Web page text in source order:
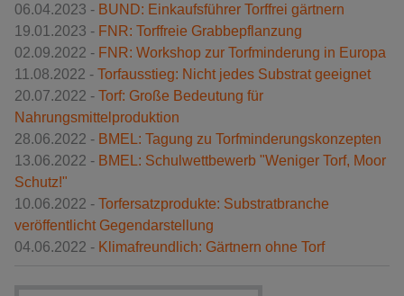
06.04.2023 - BUND: Einkaufsführer Torffrei gärtnern
19.01.2023 - FNR: Torffreie Grabbepflanzung
02.09.2022 - FNR: Workshop zur Torfminderung in Europa
11.08.2022 - Torfausstieg: Nicht jedes Substrat geeignet
20.07.2022 - Torf: Große Bedeutung für
Nahrungsmittelproduktion
28.06.2022 - BMEL: Tagung zu Torfminderungskonzepten
13.06.2022 - BMEL: Schulwettbewerb "Weniger Torf, Moor
Schutz!"
10.06.2022 - Torfersatzprodukte: Substratbranche
veröffentlicht Gegendarstellung
04.06.2022 - Klimafreundlich: Gärtnern ohne Torf